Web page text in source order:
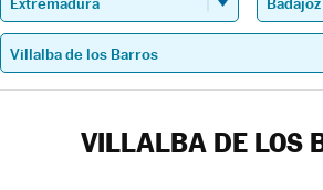
VILLALBA DE LOS